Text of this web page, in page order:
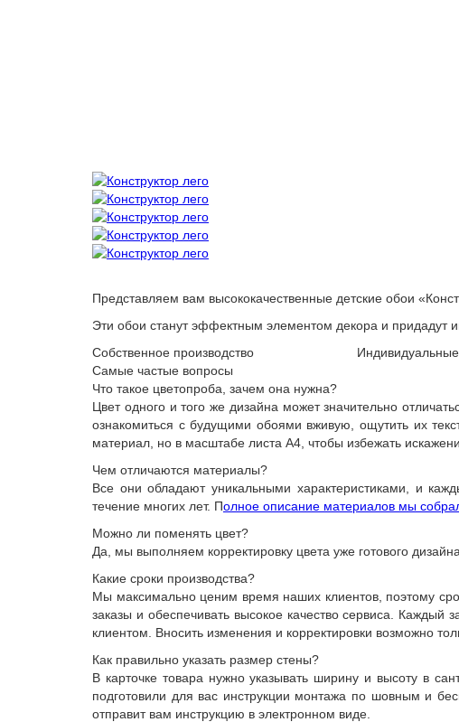
Представляем вам высококачественные детские обои
Эти обои станут эффектным элементом декора и придадут
Собственное производство
Самые частые вопросы
Что такое цветопроба, зачем она нужна?
Цвет одного и того же дизайна может значительно
ознакомиться с будущими обоями вживую, ощутить их
материал, но в масштабе листа А4, чтобы избежать
Чем отличаются материалы?
Все они обладают уникальными характеристиками, и
течение многих лет. Полное описание материалов мы
Можно ли поменять цвет?
Да, мы выполняем корректировку цвета уже готового
Какие сроки производства?
Мы максимально ценим время наших клиентов, поэтому
заказы и обеспечивать высокое качество сервиса. Каждый
клиентом. Вносить изменения и корректировки возможно
Как правильно указать размер стены?
В карточке товара нужно указывать ширину и высоту в
подготовили для вас инструкции монтажа по шовным и
отправит вам инструкцию в электронном виде.